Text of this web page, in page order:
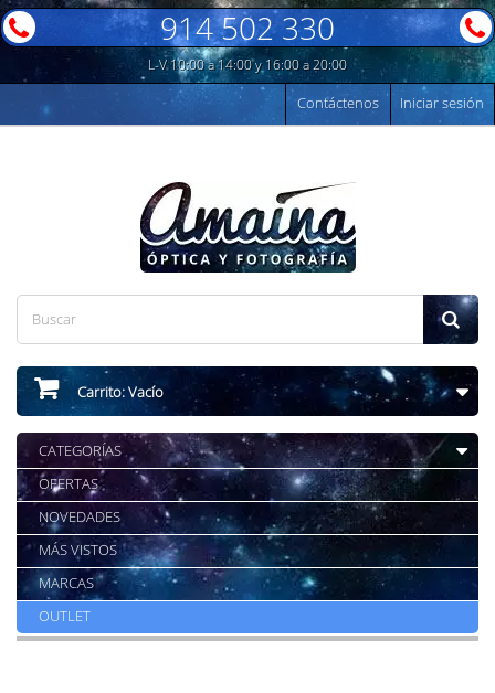
914 502 330
L-V 10:00 a 14:00 y 16:00 a 20:00
Iniciar sesión
Contáctenos
Carrito:Vacío
CATEGORÍAS
OFERTAS
NOVEDADES
MÁS VISTOS
MARCAS
OUTLET